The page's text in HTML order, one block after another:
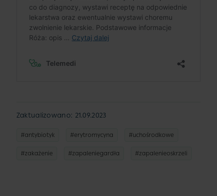
Zaktualizowano: 21.09.2023
#antybiotyk #erytromycyna #uchośrodkowe
#zakażenie #zapaleniegardła #zapalenieoskrzeli